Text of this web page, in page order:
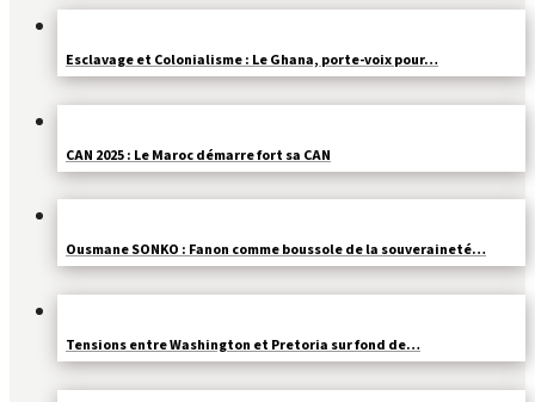
Esclavage et Colonialisme : Le Ghana, porte-voix pour…
CAN 2025 : Le Maroc démarre fort sa CAN
Ousmane SONKO : Fanon comme boussole de la souveraineté…
Tensions entre Washington et Pretoria sur fond de…